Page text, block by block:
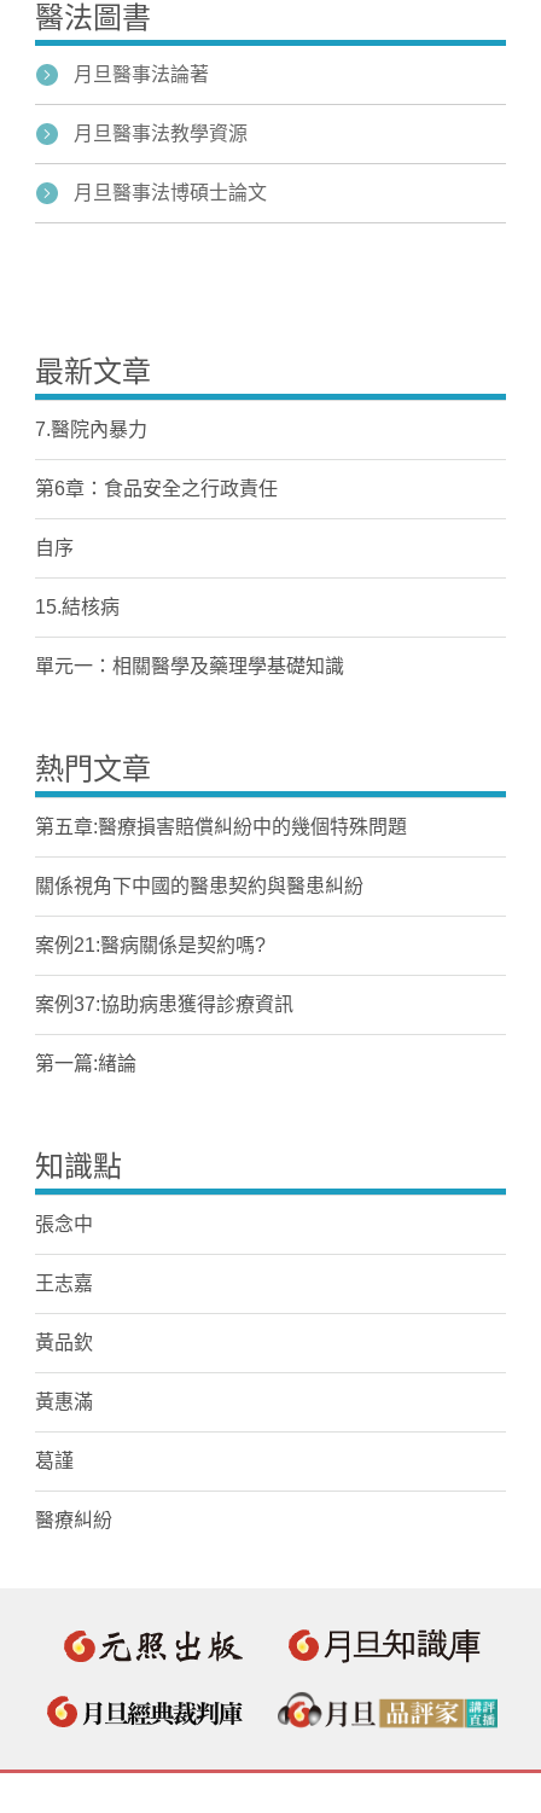
醫法圖書
月旦醫事法論著
月旦醫事法教學資源
月旦醫事法博碩士論文
最新文章
7.醫院內暴力
第6章：食品安全之行政責任
自序
15.結核病
單元一：相關醫學及藥理學基礎知識
熱門文章
第五章:醫療損害賠償糾紛中的幾個特殊問題
關係視角下中國的醫患契約與醫患糾紛
案例21:醫病關係是契約嗎?
案例37:協助病患獲得診療資訊
第一篇:緖論
知識點
張念中
王志嘉
黃品欽
黃惠滿
葛謹
醫療糾紛